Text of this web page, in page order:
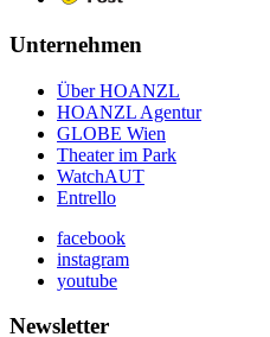
Unternehmen
Über HOANZL
HOANZL Agentur
GLOBE Wien
Theater im Park
WatchAUT
Entrello
facebook
instagram
youtube
Newsletter